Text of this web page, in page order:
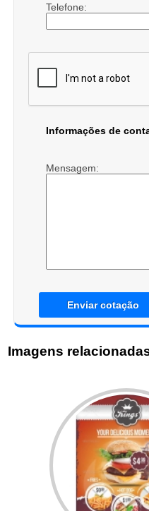
Telefone:
Informações de
Mensagem:
Enviar cotação
Imagens